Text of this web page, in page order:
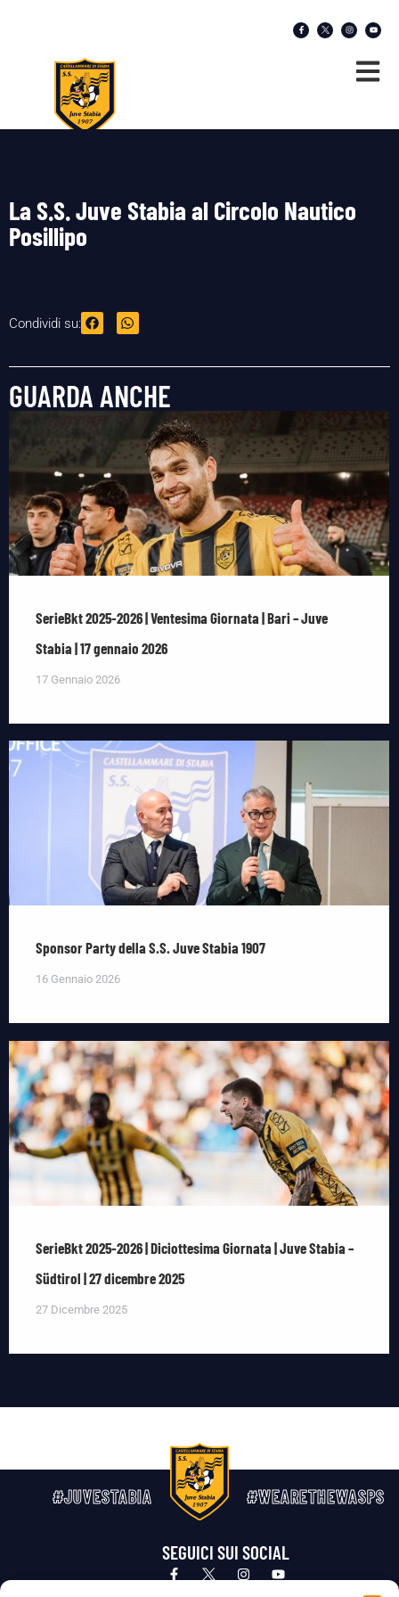
La S.S. Juve Stabia al Circolo Nautico
Posillipo
Condividi su:
GUARDA ANCHE
SerieBkt 2025-2026 | Ventesima Giornata | Bari – Juve
Stabia | 17 gennaio 2026
17 Gennaio 2026
Sponsor Party della S.S. Juve Stabia 1907
16 Gennaio 2026
SerieBkt 2025-2026 | Diciottesima Giornata | Juve Stabia –
Südtirol | 27 dicembre 2025
27 Dicembre 2025
#JUVESTABIA #WEARETHEWASPS
SEGUICI SUI SOCIAL